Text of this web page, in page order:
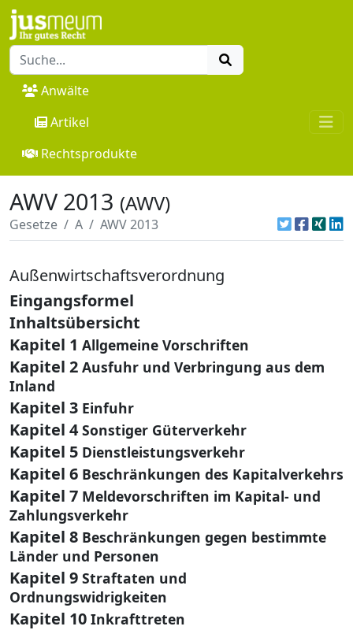
Anwälte
Artikel
Rechtsprodukte
AWV 2013 (AWV)
Gesetze A AWV 2013
Außenwirtschaftsverordnung
Eingangsformel
Inhaltsübersicht
Kapitel 1 Allgemeine Vorschriften
Kapitel 2 Ausfuhr und Verbringung aus dem
Inland
Kapitel 3 Einfuhr
Kapitel 4 Sonstiger Güterverkehr
Kapitel 5 Dienstleistungsverkehr
Kapitel 6 Beschränkungen des Kapitalverkehrs
Kapitel 7 Meldevorschriften im Kapital- und
Zahlungsverkehr
Kapitel 8 Beschränkungen gegen bestimmte
Länder und Personen
Kapitel 9 Straftaten und
Ordnungswidrigkeiten
Kapitel 10 Inkrafttreten